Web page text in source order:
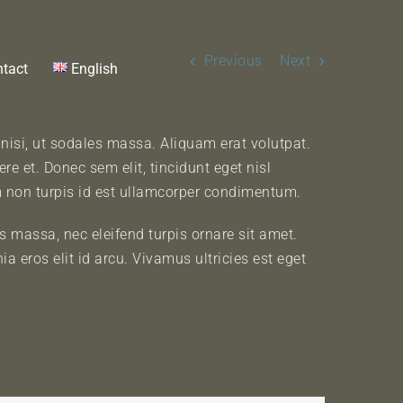
English Previous Next
ut sodales massa. Aliquam erat volutpat.
et. Donec sem elit, tincidunt eget nisl
turpis id est ullamcorper condimentum.
nec eleifend turpis ornare sit amet.
eros elit id arcu. Vivamus ultricies est eget